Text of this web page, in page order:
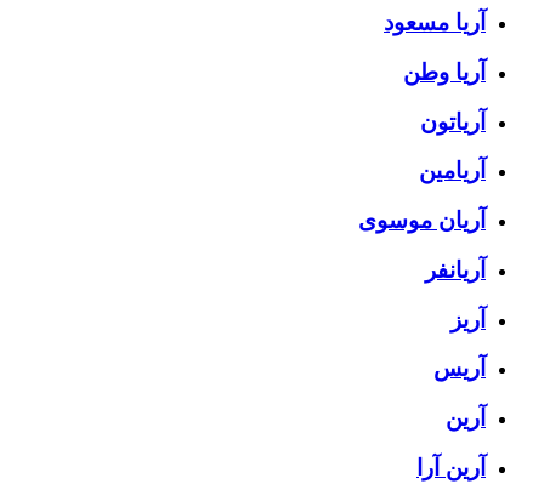
آریا مسعود
آریا وطن
آریاتون
آریامین
آریان موسوی
آریانفر
آریز
آریس
آرین
آرین آرا